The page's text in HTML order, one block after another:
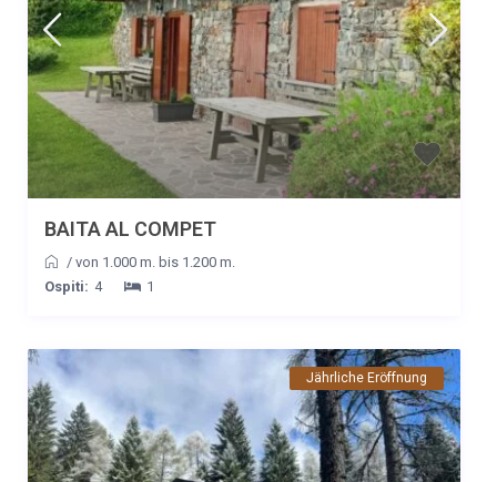
BAITA AL COMPET
/ von 1.000 m. bis 1.200 m.
Ospiti: 4 1
Jährliche Eröffnung